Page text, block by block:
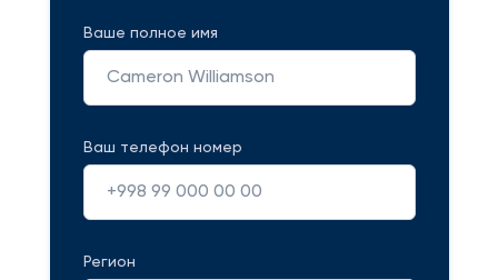
Ваше полное имя
Ваш телефон номер
Регион